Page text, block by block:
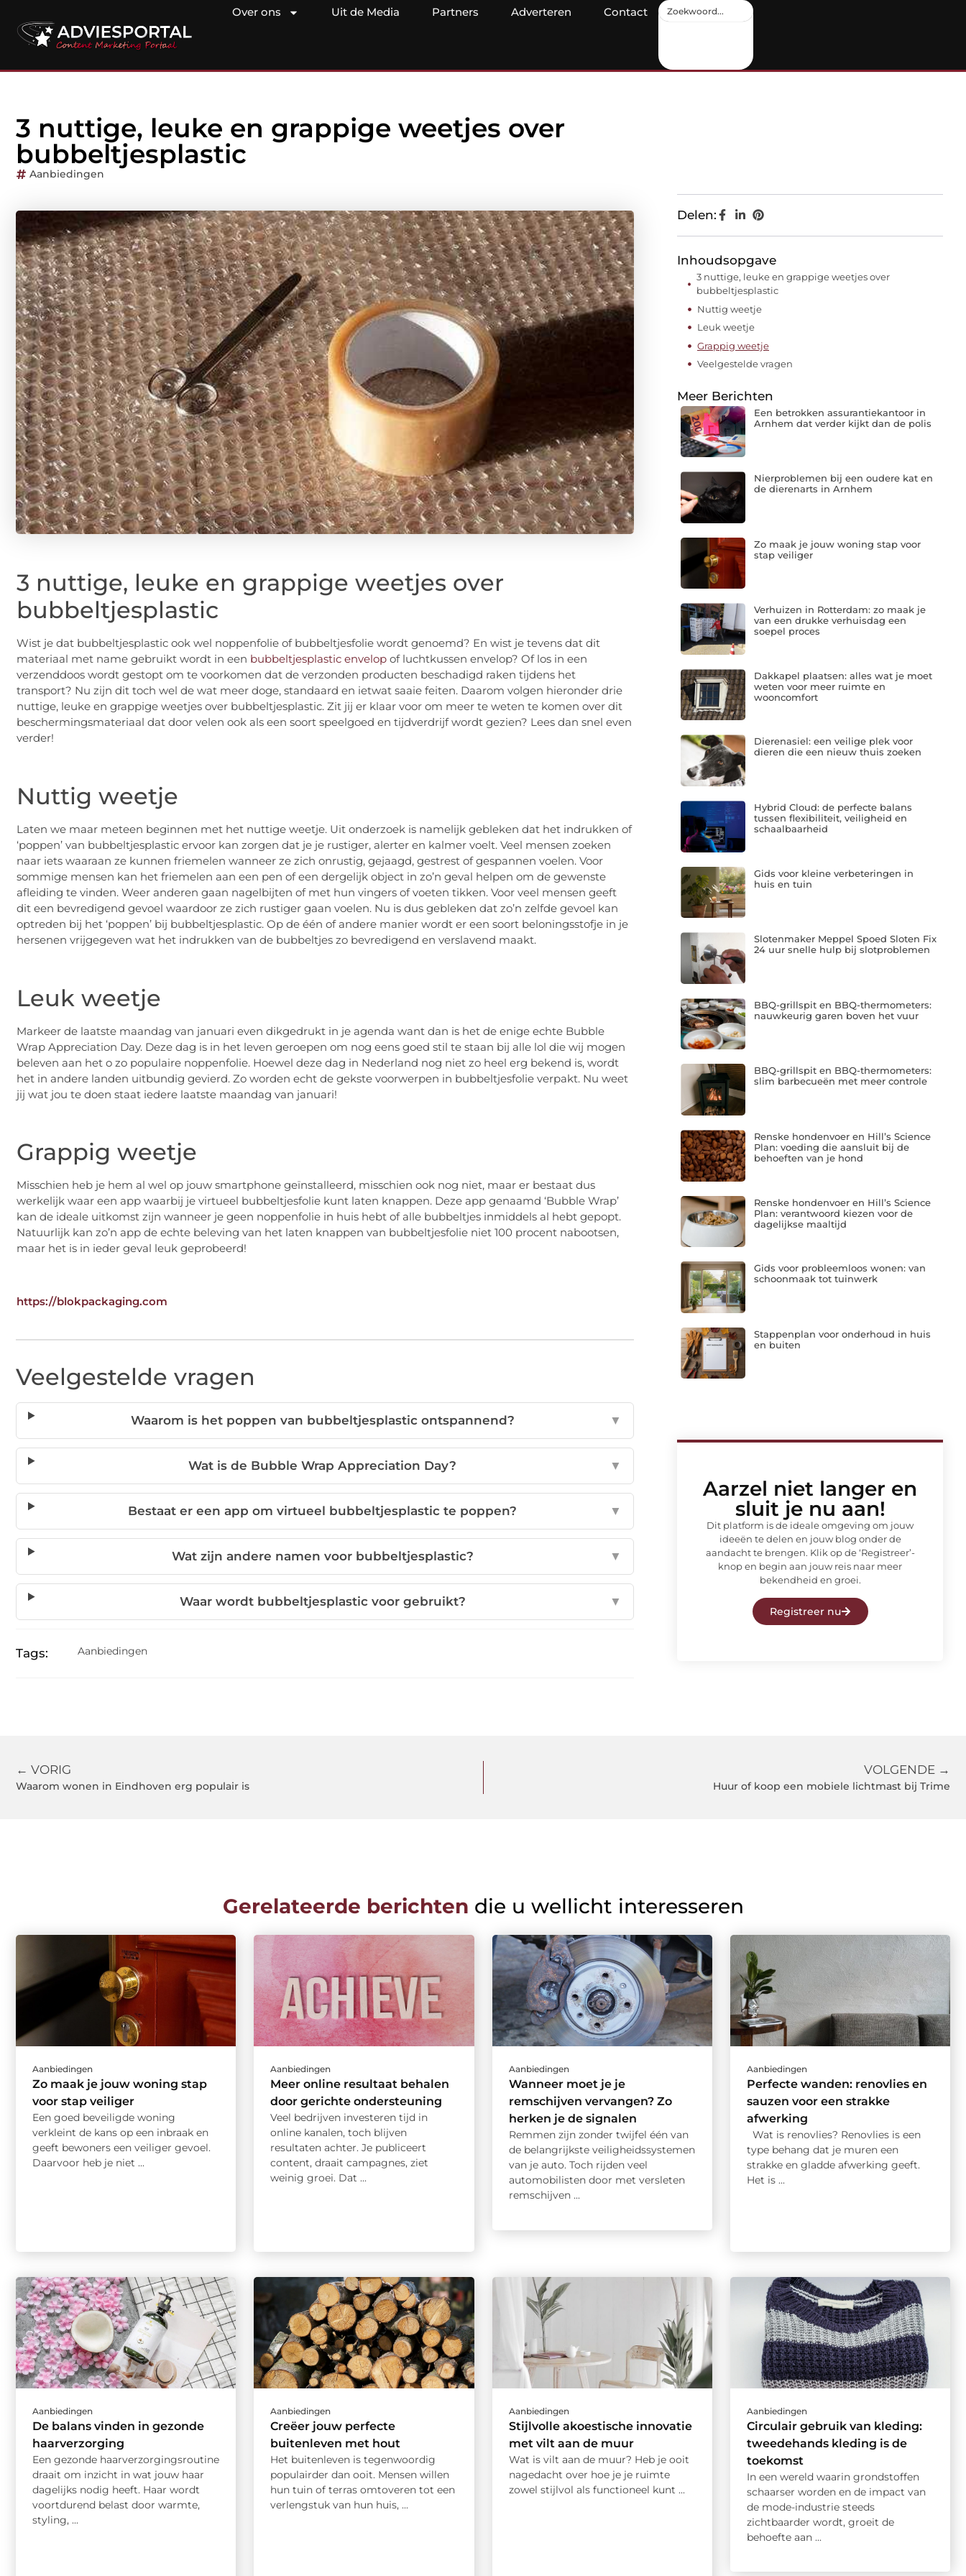
Over ons Uit de Media Partners Adverteren Contact
3 nuttige, leuke en grappige weetjes over
bubbeltjesplastic
Aanbiedingen
3 nuttige, leuke en grappige weetjes over
bubbeltjesplastic
Wist je dat bubbeltjesplastic ook wel noppenfolie of bubbeltjesfolie wordt genoemd? En wist je tevens dat dit
materiaal met name gebruikt wordt in een bubbeltjesplastic envelop of luchtkussen envelop? Of los in een
verzenddoos wordt gestopt om te voorkomen dat de verzonden producten beschadigd raken tijdens het
transport? Nu zijn dit toch wel de wat meer doge, standaard en ietwat saaie feiten. Daarom volgen hieronder drie
nuttige, leuke en grappige weetjes over bubbeltjesplastic. Zit jij er klaar voor om meer te weten te komen over dit
beschermingsmateriaal dat door velen ook als een soort speelgoed en tijdverdrijf wordt gezien? Lees dan snel even
verder!
Nuttig weetje
Laten we maar meteen beginnen met het nuttige weetje. Uit onderzoek is namelijk gebleken dat het indrukken of
‘poppen’ van bubbeltjesplastic ervoor kan zorgen dat je je rustiger, alerter en kalmer voelt. Veel mensen zoeken
naar iets waaraan ze kunnen friemelen wanneer ze zich onrustig, gejaagd, gestrest of gespannen voelen. Voor
sommige mensen kan het friemelen aan een pen of een dergelijk object in zo’n geval helpen om de gewenste
afleiding te vinden. Weer anderen gaan nagelbijten of met hun vingers of voeten tikken. Voor veel mensen geeft
dit een bevredigend gevoel waardoor ze zich rustiger gaan voelen. Nu is dus gebleken dat zo’n zelfde gevoel kan
optreden bij het ‘poppen’ bij bubbeltjesplastic. Op de één of andere manier wordt er een soort beloningsstofje in je
hersenen vrijgegeven wat het indrukken van de bubbeltjes zo bevredigend en verslavend maakt.
Leuk weetje
Markeer de laatste maandag van januari even dikgedrukt in je agenda want dan is het de enige echte Bubble
Wrap Appreciation Day. Deze dag is in het leven geroepen om nog eens goed stil te staan bij alle lol die wij mogen
beleven aan het o zo populaire noppenfolie. Hoewel deze dag in Nederland nog niet zo heel erg bekend is, wordt
het in andere landen uitbundig gevierd. Zo worden echt de gekste voorwerpen in bubbeltjesfolie verpakt. Nu weet
jij wat jou te doen staat iedere laatste maandag van januari!
Grappig weetje
Misschien heb je hem al wel op jouw smartphone geïnstalleerd, misschien ook nog niet, maar er bestaat dus
werkelijk waar een app waarbij je virtueel bubbeltjesfolie kunt laten knappen. Deze app genaamd ‘Bubble Wrap’
kan de ideale uitkomst zijn wanneer je geen noppenfolie in huis hebt of alle bubbeltjes inmiddels al hebt gepopt.
Natuurlijk kan zo’n app de echte beleving van het laten knappen van bubbeltjesfolie niet 100 procent nabootsen,
maar het is in ieder geval leuk geprobeerd!
https://blokpackaging.com
Veelgestelde vragen
Waarom is het poppen van bubbeltjesplastic ontspannend? ▼
Wat is de Bubble Wrap Appreciation Day? ▼
Bestaat er een app om virtueel bubbeltjesplastic te poppen? ▼
Wat zijn andere namen voor bubbeltjesplastic? ▼
Waar wordt bubbeltjesplastic voor gebruikt? ▼
Tags: Aanbiedingen
Delen:
Inhoudsopgave
3 nuttige, leuke en grappige weetjes over
bubbeltjesplastic
Nuttig weetje
Leuk weetje
Grappig weetje
Veelgestelde vragen
Meer Berichten
Een betrokken assurantiekantoor in
Arnhem dat verder kijkt dan de polis
Nierproblemen bij een oudere kat en
de dierenarts in Arnhem
Zo maak je jouw woning stap voor
stap veiliger
Verhuizen in Rotterdam: zo maak je
van een drukke verhuisdag een
soepel proces
Dakkapel plaatsen: alles wat je moet
weten voor meer ruimte en
wooncomfort
Dierenasiel: een veilige plek voor
dieren die een nieuw thuis zoeken
Hybrid Cloud: de perfecte balans
tussen flexibiliteit, veiligheid en
schaalbaarheid
Gids voor kleine verbeteringen in
huis en tuin
Slotenmaker Meppel Spoed Sloten Fix
24 uur snelle hulp bij slotproblemen
BBQ-grillspit en BBQ-thermometers:
nauwkeurig garen boven het vuur
BBQ-grillspit en BBQ-thermometers:
slim barbecueën met meer controle
Renske hondenvoer en Hill’s Science
Plan: voeding die aansluit bij de
behoeften van je hond
Renske hondenvoer en Hill’s Science
Plan: verantwoord kiezen voor de
dagelijkse maaltijd
Gids voor probleemloos wonen: van
schoonmaak tot tuinwerk
Stappenplan voor onderhoud in huis
en buiten
Aarzel niet langer en
sluit je nu aan!
Dit platform is de ideale omgeving om jouw
ideeën te delen en jouw blog onder de
aandacht te brengen. Klik op de ‘Registreer’-
knop en begin aan jouw reis naar meer
bekendheid en groei.
Registreer nu
← VORIG
Waarom wonen in Eindhoven erg populair is
VOLGENDE →
Huur of koop een mobiele lichtmast bij Trime
Gerelateerde berichten die u wellicht interesseren
Aanbiedingen
Zo maak je jouw woning stap
voor stap veiliger
Een goed beveiligde woning
verkleint de kans op een inbraak en
geeft bewoners een veiliger gevoel.
Daarvoor heb je niet ...
Aanbiedingen
Meer online resultaat behalen
door gerichte ondersteuning
Veel bedrijven investeren tijd in
online kanalen, toch blijven
resultaten achter. Je publiceert
content, draait campagnes, ziet
weinig groei. Dat ...
Aanbiedingen
Wanneer moet je je
remschijven vervangen? Zo
herken je de signalen
Remmen zijn zonder twijfel één van
de belangrijkste veiligheidssystemen
van je auto. Toch rijden veel
automobilisten door met versleten
remschijven ...
Aanbiedingen
Perfecte wanden: renovlies en
sauzen voor een strakke
afwerking
Wat is renovlies? Renovlies is een
type behang dat je muren een
strakke en gladde afwerking geeft.
Het is ...
Aanbiedingen
De balans vinden in gezonde
haarverzorging
Een gezonde haarverzorgingsroutine
draait om inzicht in wat jouw haar
dagelijks nodig heeft. Haar wordt
voortdurend belast door warmte,
styling, ...
Aanbiedingen
Creëer jouw perfecte
buitenleven met hout
Het buitenleven is tegenwoordig
populairder dan ooit. Mensen willen
hun tuin of terras omtoveren tot een
verlengstuk van hun huis, ...
Aanbiedingen
Stijlvolle akoestische innovatie
met vilt aan de muur
Wat is vilt aan de muur? Heb je ooit
nagedacht over hoe je je ruimte
zowel stijlvol als functioneel kunt ...
Aanbiedingen
Circulair gebruik van kleding:
tweedehands kleding is de
toekomst
In een wereld waarin grondstoffen
schaarser worden en de impact van
de mode-industrie steeds
zichtbaarder wordt, groeit de
behoefte aan ...